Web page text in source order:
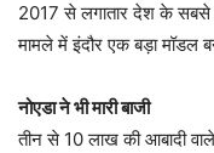
2017 से लगातार देश के सबसे
मामले में इंदौर एक बड़ा मॉडल
नोएडा ने भी मारी बाजी
तीन से 10 लाख की आबादी